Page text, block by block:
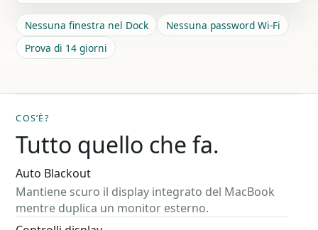
Nessuna finestra nel Dock
Nessuna password Wi-Fi
Prova di 14 giorni
COS’È?
Tutto quello che fa.
Auto Blackout
Mantiene scuro il display integrato del MacBook
mentre duplica un monitor esterno.